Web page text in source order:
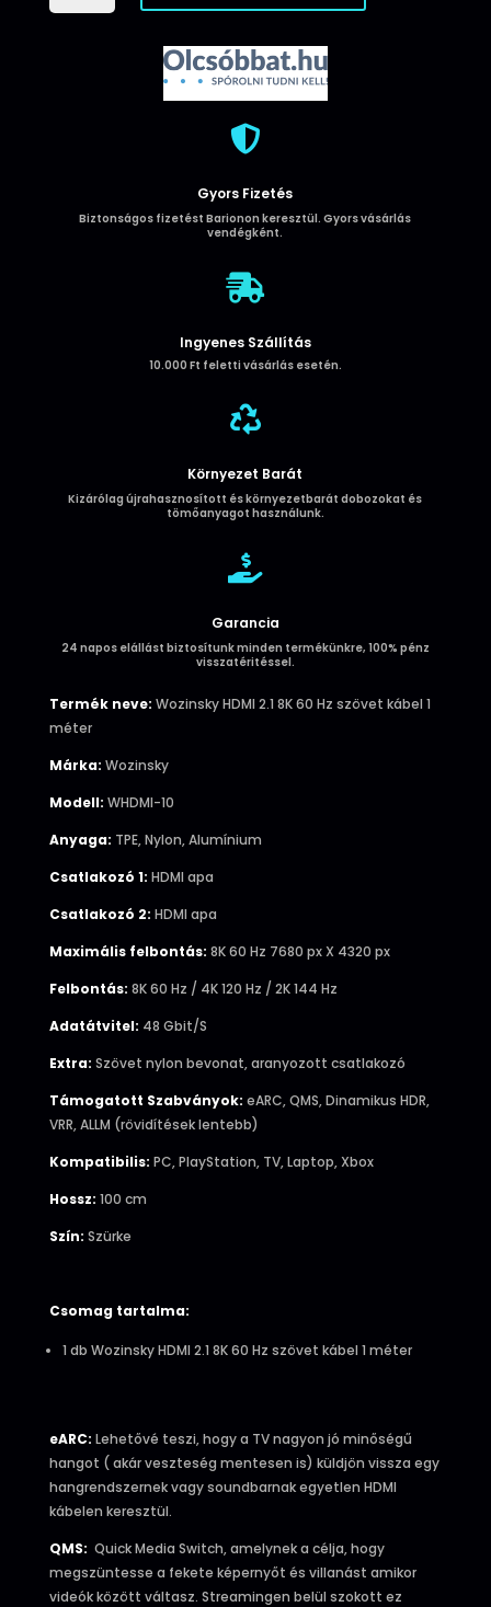
2.1

Gyors Fizetés
Biztonságos fizetést Barionon keresztül. Gyors vásárlás
vendégként.

Ingyenes Szállítás
10.000 Ft feletti vásárlás esetén.

Környezet Barát
Kizárólag újrahasznosított és környezetbarát dobozokat és
tömőanyagot használunk.

Garancia
24 napos elállást biztosítunk minden termékünkre, 100% pénz
visszatéritéssel.
Termék neve: Wozinsky HDMI 2.1 8K 60 Hz szövet kábel 1
méter
Márka: Wozinsky
Modell: WHDMI-10
Anyaga: TPE, Nylon, Alumínium
Csatlakozó 1: HDMI apa
Csatlakozó 2: HDMI apa
Maximális felbontás: 8K 60 Hz 7680 px X 4320 px
Felbontás: 8K 60 Hz / 4K 120 Hz / 2K 144 Hz
Adatátvitel: 48 Gbit/S
Extra: Szövet nylon bevonat, aranyozott csatlakozó
Támogatott Szabványok: eARC, QMS, Dinamikus HDR,
VRR, ALLM (rövidítések lentebb)
Kompatibilis: PC, PlayStation, TV, Laptop, Xbox
Hossz: 100 cm
Szín: Szürke
Csomag tartalma:
1 db Wozinsky HDMI 2.1 8K 60 Hz szövet kábel 1 méter
eARC: Lehetővé teszi, hogy a TV nagyon jó minőségű
hangot ( akár veszteség mentesen is) küldjön vissza egy
hangrendszernek vagy soundbarnak egyetlen HDMI
kábelen keresztül.
QMS: Quick Media Switch, amelynek a célja, hogy
megszüntesse a fekete képernyőt és villanást amikor
videók között váltasz. Streamingen belül szokott ez